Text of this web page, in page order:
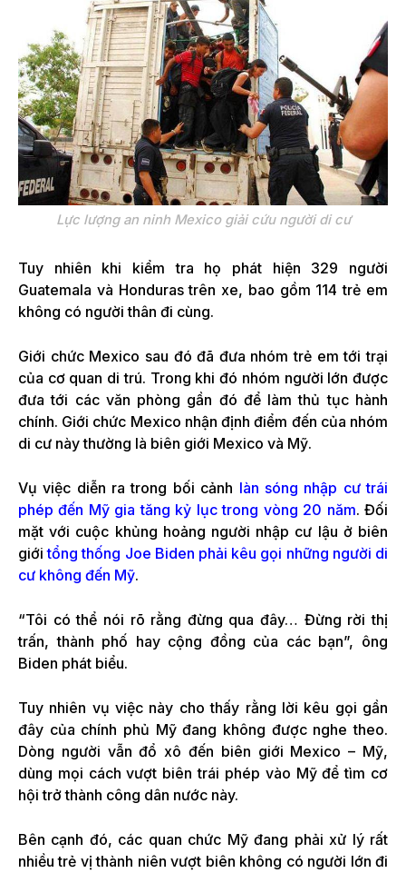
Lực lượng an ninh Mexico giải cứu người di cư
Tuy nhiên khi kiểm tra họ phát hiện 329 người
Guatemala và Honduras trên xe, bao gồm 114 trẻ em
không có người thân đi cùng.
Giới chức Mexico sau đó đã đưa nhóm trẻ em tới trại
của cơ quan di trú. Trong khi đó nhóm người lớn được
đưa tới các văn phòng gần đó để làm thủ tục hành
chính. Giới chức Mexico nhận định điểm đến của nhóm
di cư này thường là biên giới Mexico và Mỹ.
Vụ việc diễn ra trong bối cảnh làn sóng nhập cư trái
phép đến Mỹ gia tăng kỷ lục trong vòng 20 năm. Đối
mặt với cuộc khủng hoảng người nhập cư lậu ở biên
giớitổng thống Joe Biden phải kêu gọi những người di
cư không đến Mỹ.
“Tôi có thể nói rõ rằng đừng qua đây… Đừng rời thị
trấn, thành phố hay cộng đồng của các bạn”, ông
Biden phát biểu.
Tuy nhiên vụ việc này cho thấy rằng lời kêu gọi gần
đây của chính phủ Mỹ đang không được nghe theo.
Dòng người vẫn đổ xô đến biên giới Mexico – Mỹ,
dùng mọi cách vượt biên trái phép vào Mỹ để tìm cơ
hội trở thành công dân nước này.
Bên cạnh đó, các quan chức Mỹ đang phải xử lý rất
nhiều trẻ vị thành niên vượt biên không có người lớn đi